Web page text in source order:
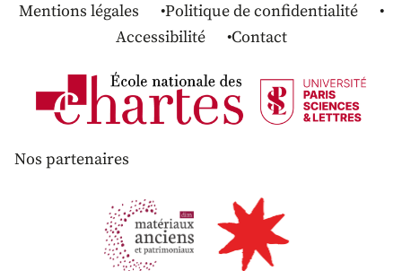
Mentions légales
Politique de confidentialité
Accessibilité
Contact
Nos partenaires